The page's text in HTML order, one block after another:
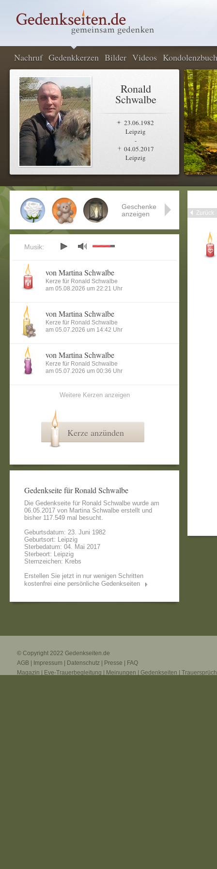
Nachruf Gedenkkerzen Bilder Videos Kondolenzbuch
Ronald
Schwalbe
23.06.1982
Leipzig
-
04.05.2017
Leipzig
Zurück
Geschenke
anzeigen
Musik:
von Martina Schwalbe
Kerze für Ronald Schwalbe
am 05.08.2026 um 22:21 Uhr
von Martina Schwalbe
Kerze für Ronald Schwalbe
am 05.07.2026 um 14:42 Uhr
von Martina Schwalbe
Kerze für Ronald Schwalbe
am 05.07.2026 um 00:36 Uhr
Weitere Kerzen anzeigen
Kerze anzünden
Gedenkseite für Ronald Schwalbe
Die Gedenkseite für Ronald Schwalbe wurde am
06.05.2017 von Martina Schwalbe erstellt und
bisher 117.549 mal besucht.
Geburtsdatum: 23. Juni 1982
Geburtsort: Leipzig
Sterbedatum: 04. Mai 2017
Sterbeort: Leipzig
Sternzeichen: Krebs
Erstellen Sie jetzt in nur wenigen Schritten
kostenfrei eine persönliche Gedenkseiten
© Copyright 2022 Gedenkseiten.de
AGB
Impressum Datenschutz Presse
FAQ
Magazin
Eve-Trauerbegleitung Meinungen Gedenkseiten